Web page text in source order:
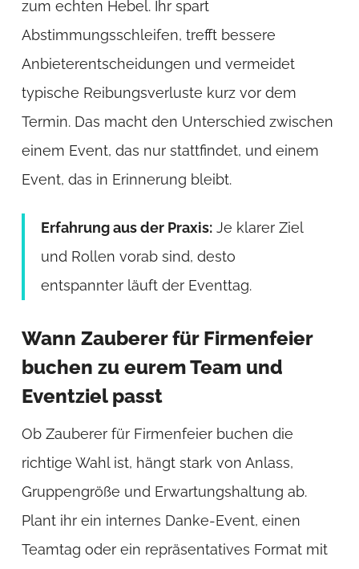
zum echten Hebel. Ihr spart
Abstimmungsschleifen, trefft bessere
Anbieterentscheidungen und vermeidet
typische Reibungsverluste kurz vor dem
Termin. Das macht den Unterschied zwischen
einem Event, das nur stattfindet, und einem
Event, das in Erinnerung bleibt.
Erfahrung aus der Praxis:Je klarer Ziel
und Rollen vorab sind, desto
entspannter läuft der Eventtag.
Wann Zauberer für Firmenfeier
buchen zu eurem Team und
Eventziel passt
Ob Zauberer für Firmenfeier buchen die
richtige Wahl ist, hängt stark von Anlass,
Gruppengröße und Erwartungshaltung ab.
Plant ihr ein internes Danke-Event, einen
Teamtag oder ein repräsentatives Format mit